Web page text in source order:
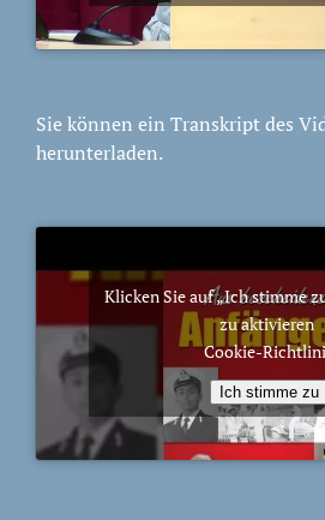
Sie können ein Transkript des
herunterladen.
Klicken Sie auf „Ich stimme
zu aktivieren
Cookie-
Ich stimme zu